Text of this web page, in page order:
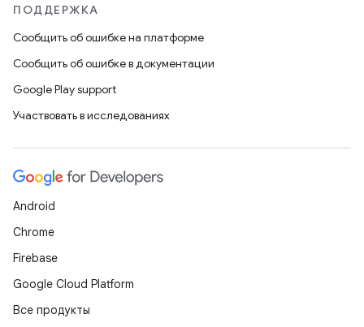
ПОДДЕРЖКА
Сообщить об ошибке на платформе
Сообщить об ошибке в документации
Google Play support
Участвовать в исследованиях
Android
Chrome
Firebase
Google Cloud Platform
Все продукты